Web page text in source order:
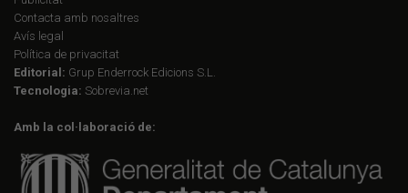
Contacta amb nosaltres
Avís legal
Política de privacitat
Editorial: Grup Enderrock Edicions S.L.
Tecnologia: Sobrevia.net
Amb la col·laboració de: